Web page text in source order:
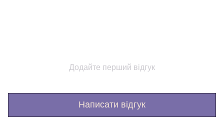
Додайте перший відгук
Написати відгук